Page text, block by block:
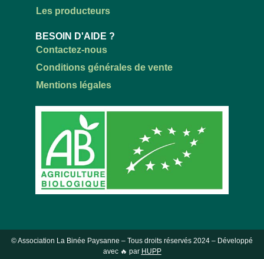
Les producteurs
BESOIN D'AIDE ?
Contactez-nous
Conditions générales de vente
Mentions légales
© Association La Binée Paysanne – Tous droits réservés 2024 – Développé
avec 🔥 par HUPP